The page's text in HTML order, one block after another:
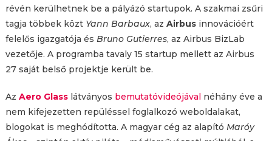
révén kerülhetnek be a pályázó startupok. A szakmai zsűri
tagja többek közt Yann Barbaux, az Airbusinnovációért
felelős igazgatója és Bruno Gutierres, az Airbus BizLab
vezetője. A programba tavaly 15 startup mellett az Airbus
27 saját belső projektje került be.
Az Aero Glasslátványos bemutatóvideójávalnéhány éve a
nem kifejezetten repüléssel foglalkozó weboldalakat,
blogokat is meghódította. A magyar cég az alapító Maróy